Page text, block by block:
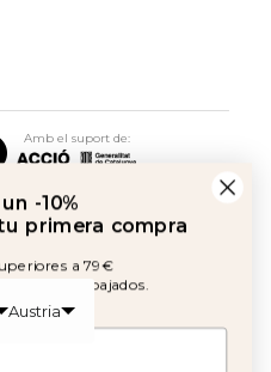
Amb el suport de:
los derechos reservados
Austria
DESCUENTO